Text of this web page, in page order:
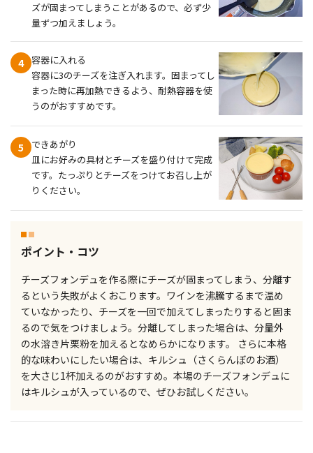
ズが固まってしまうことがあるので、必ず少
量ずつ加えましょう。
4 容器に入れる
容器に3のチーズを注ぎ入れます。固まってし
まった時に再加熱できるよう、耐熱容器を使
うのがおすすめです。
5
できあがり
皿にお好みの具材とチーズを盛り付けて完成
です。たっぷりとチーズをつけてお召し上が
りください。
ポイント・コツ
チーズフォンデュを作る際にチーズが固まってしまう、分離す
るという失敗がよくおこります。ワインを沸騰するまで温め
ていなかったり、チーズを一回で加えてしまったりすると固ま
るので気をつけましょう。分離してしまった場合は、分量外
の水溶き片栗粉を加えるとなめらかになります。 さらに本格
的な味わいにしたい場合は、キルシュ（さくらんぼのお酒）
を大さじ1杯加えるのがおすすめ。本場のチーズフォンデュに
はキルシュが入っているので、ぜひお試しください。